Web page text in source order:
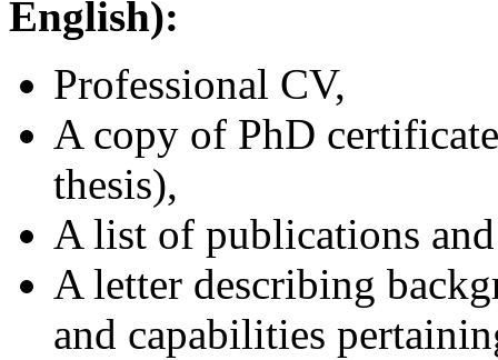
English):
Professional CV,
A copy of PhD
thesis),
A list of publications
A letter describing
and capabilities